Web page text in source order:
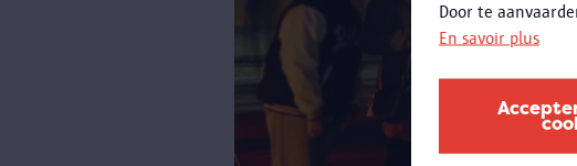
Door te
En savoir plus